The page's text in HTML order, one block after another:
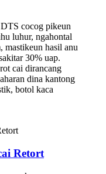
cocog pikeun
luhur, ngahontal
mastikeun hasil anu
30% uap.
cai dirancang
dina kantong
botol kaca
Retort